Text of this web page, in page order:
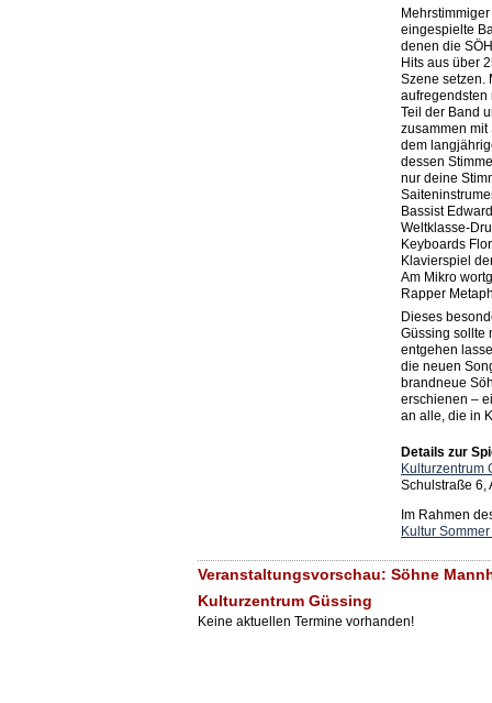
eingespielte
denen die
Hits aus über
Szene setzen.
aufregendsten
Teil der Band
zusammen
dem
dessen
nur deine
Bassist
Weltklasse-
Keyboards
Klavierspiel
Am Mikro
Rapper
Dieses
Güssing sollte
entgehen
die neuen
brandneue
erschienen –
an alle, die in
Details zur
Kulturzentrum
Schulstraße 6,
Im Rahmen
Kultur
Veranstaltungsvorschau: Söhne
Kulturzentrum Güssing
Keine aktuellen Termine vorhanden!